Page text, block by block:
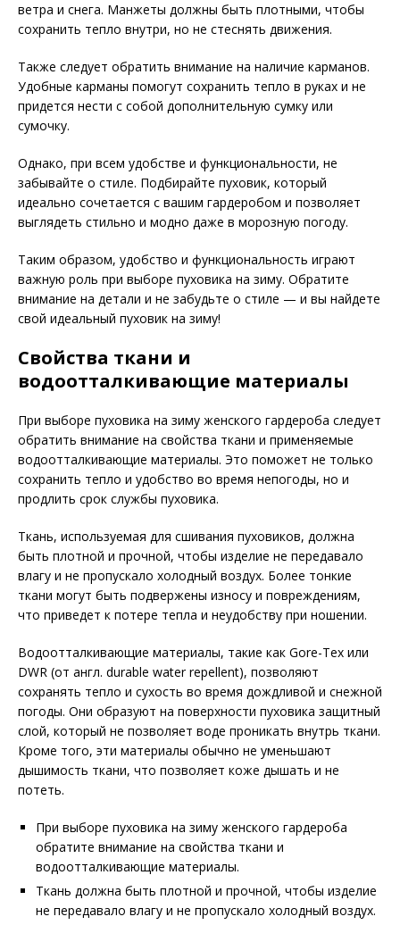
ветра и снега. Манжеты должны быть плотными, чтобы
сохранить тепло внутри, но не стеснять движения.
Также следует обратить внимание на наличие карманов.
Удобные карманы помогут сохранить тепло в руках и не
придется нести с собой дополнительную сумку или
сумочку.
Однако, при всем удобстве и функциональности, не
забывайте о стиле. Подбирайте пуховик, который
идеально сочетается с вашим гардеробом и позволяет
выглядеть стильно и модно даже в морозную погоду.
Таким образом, удобство и функциональность играют
важную роль при выборе пуховика на зиму. Обратите
внимание на детали и не забудьте о стиле — и вы найдете
свой идеальный пуховик на зиму!
Свойства ткани и
водоотталкивающие материалы
При выборе пуховика на зиму женского гардероба следует
обратить внимание на свойства ткани и применяемые
водоотталкивающие материалы. Это поможет не только
сохранить тепло и удобство во время непогоды, но и
продлить срок службы пуховика.
Ткань, используемая для сшивания пуховиков, должна
быть плотной и прочной, чтобы изделие не передавало
влагу и не пропускало холодный воздух. Более тонкие
ткани могут быть подвержены износу и повреждениям,
что приведет к потере тепла и неудобству при ношении.
Водоотталкивающие материалы, такие как Gore-Tex или
DWR (от англ. durable water repellent), позволяют
сохранять тепло и сухость во время дождливой и снежной
погоды. Они образуют на поверхности пуховика защитный
слой, который не позволяет воде проникать внутрь ткани.
Кроме того, эти материалы обычно не уменьшают
дышимость ткани, что позволяет коже дышать и не
потеть.
При выборе пуховика на зиму женского гардероба
обратите внимание на свойства ткани и
водоотталкивающие материалы.
Ткань должна быть плотной и прочной, чтобы изделие
не передавало влагу и не пропускало холодный воздух.